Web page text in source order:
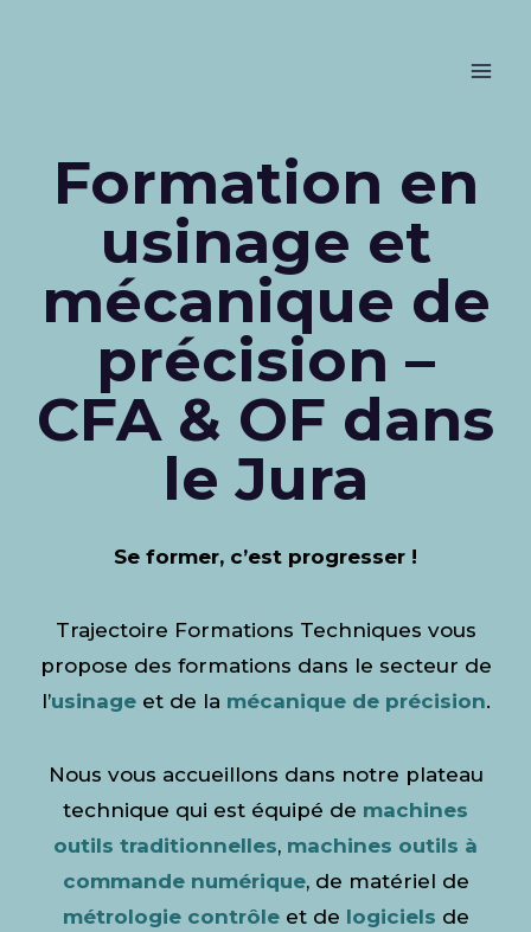
Formation en
usinage et
mécanique de
précision –
CFA & OF dans
le Jura
Se former, c’est progresser !
Trajectoire Formations Techniques vous
propose des formations dans le secteur de
l’usinageet de la mécanique de précision.
Nous vous accueillons dans notre plateau
technique qui est équipé de machines
outils traditionnelles, machines outils à
commande numérique, de matériel de
métrologie contrôleet de logiciels de